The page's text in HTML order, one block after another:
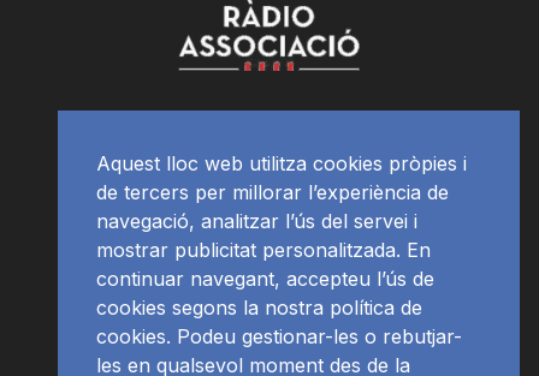
Aquest lloc web utilitza cookies pròpies i
de tercers per millorar l’experiència de
navegació, analitzar l’ús del servei i
mostrar publicitat personalitzada. En
continuar navegant, accepteu l’ús de
cookies segons la nostra política de
cookies. Podeu gestionar-les o rebutjar-
les en qualsevol moment des de la